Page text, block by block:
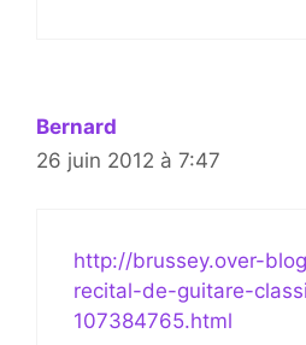
Bernard
26 juin 2012 à 7:47
http://brussey.over-
recital-de-guitare-
107384765.html